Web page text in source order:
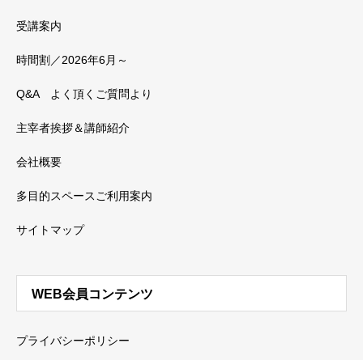
受講案内
時間割／2026年6月～
Q&A よく頂くご質問より
主宰者挨拶＆講師紹介
会社概要
多目的スペースご利用案内
サイトマップ
WEB会員コンテンツ
プライバシーポリシー